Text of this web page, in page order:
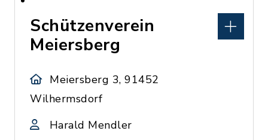
Schützenverein
Meiersberg
Meiersberg 3, 91452
Wilhermsdorf
Harald Mendler